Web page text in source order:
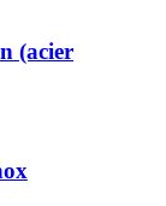
(acier